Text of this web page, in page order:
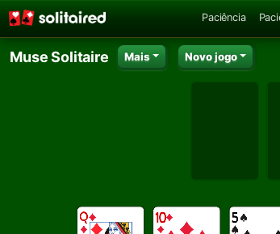
Paciência
Muse Solitaire Mais Novo jogo